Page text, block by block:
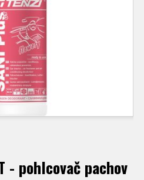
- pohlcovač pachov